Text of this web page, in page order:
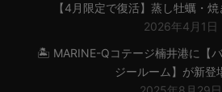
【4月限定で復活】蒸し牡蠣・
2026年4月1日
🏝 MARINE-Qコテージ楠井港に【
ジールーム】が新登